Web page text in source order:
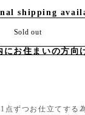
shipping
Sold out
にお住まいの方向
ずつお仕立てする